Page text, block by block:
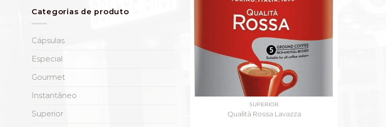
Categorias de produto
Cápsulas
Especial
Gourmet
Instantâneo
Superior
SUPERIOR
Qualità Rossa Lavazza